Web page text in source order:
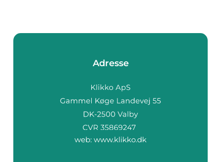
Adresse
web: www.klikko.dk